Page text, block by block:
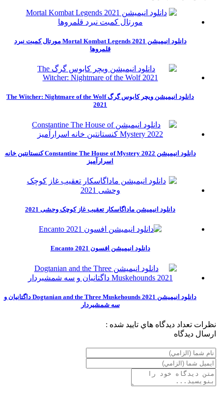
دانلود انیمیشن Mortal Kombat Legends 2021 مورتال کمبت نبرد
قلمروها
دانلود انیمیشن ویچر کابوس گرگ The Witcher: Nightmare of the Wolf
2021
دانلود انیمیشن Constantine The House of Mystery 2022 کنستانتین خانه
اسرارآمیز
دانلود انیمیشن ماداگاسکار تعقیب غاز کوچک وحشی 2021
دانلود انیمیشن افسون Encanto 2021
دانلود انیمیشن Dogtanian and the Three Muskehounds 2021 داگتانیان و
سه شمشیردار
نظرات تعداد ديدگاه هاي تاييد شده :
ارسال ديدگاه